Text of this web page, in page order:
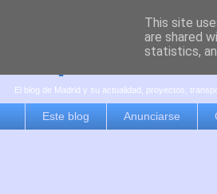
es por
El blog de Madrid y su actualidad, proyectos,
Este blog Anunciarse
This site
are shared
statistics,